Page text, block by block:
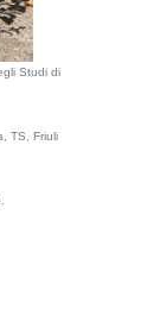
Studi di
TS, Friuli